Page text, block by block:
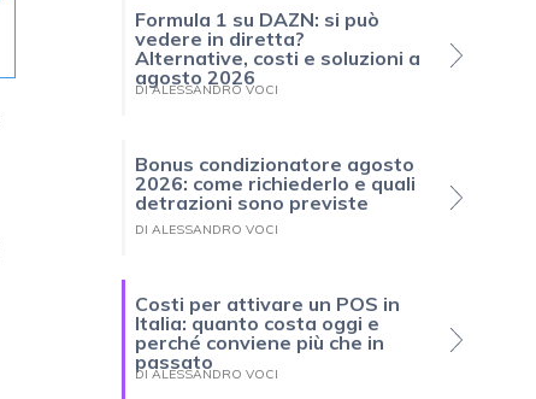
Formula 1 su DAZN: si può
vedere in diretta?
Alternative, costi e soluzioni a
agosto 2026
DI ALESSANDRO VOCI
Bonus condizionatore agosto
2026: come richiederlo e quali
detrazioni sono previste
DI ALESSANDRO VOCI
Costi per attivare un POS in
Italia: quanto costa oggi e
perché conviene più che in
passato
DI ALESSANDRO VOCI